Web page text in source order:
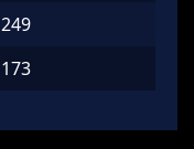
249
173